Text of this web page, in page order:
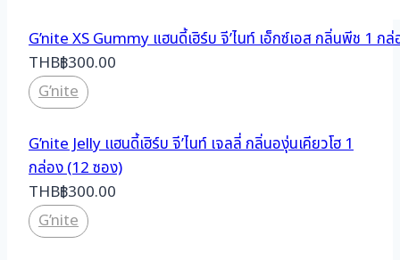
G’nite XS Gummy แฮนดี้เฮิร์บ จี’ไนท์ เอ็กซ์เอส กลิ่นพีช 1 ก
THB฿300.00
G’nite
G’nite Jelly เเฮนดี้เฮิร์บ จี’ไนท์ เจลลี่ กลิ่นองุ่นเคียวโฮ 1
กล่อง (12 ซอง)
THB฿300.00
G’nite